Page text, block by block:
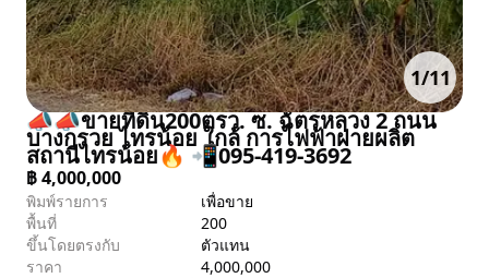
1/11
📣📣ขายที่ดิน200ตรว. ซ. ฉัตรหลวง 2 ถนน
บางกรวย ไทรน้อย ใกล้ การไฟฟ้าฝ่ายผลิต
สถานีไทรน้อย🔥 📲095-419-3692
฿4,000,000
พิมพ์รายการ
เพื่อขาย
พื้นที่
200
ขึ้นโดยตรงกับ
ตัวแทน
ราคา
4,000,000